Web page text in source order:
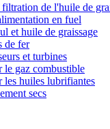
de l'huile de
en fuel
et huile de graissage
de fer
et turbines
gaz combustible
huiles lubrifiantes
secs